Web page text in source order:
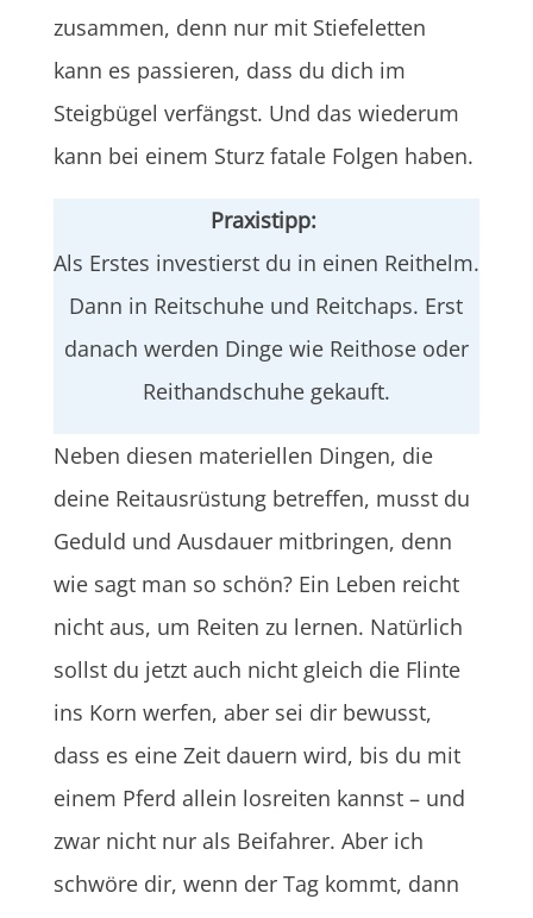
zusammen, denn nur mit Stiefeletten
kann es passieren, dass du dich im
Steigbügel verfängst. Und das wiederum
kann bei einem Sturz fatale Folgen haben.
Praxistipp:
Als Erstes investierst du in einen Reithelm.
Dann in Reitschuhe und Reitchaps. Erst
danach werden Dinge wie Reithose oder
Reithandschuhe gekauft.
Neben diesen materiellen Dingen, die
deine Reitausrüstung betreffen, musst du
Geduld und Ausdauer mitbringen, denn
wie sagt man so schön? Ein Leben reicht
nicht aus, um Reiten zu lernen. Natürlich
sollst du jetzt auch nicht gleich die Flinte
ins Korn werfen, aber sei dir bewusst,
dass es eine Zeit dauern wird, bis du mit
einem Pferd allein losreiten kannst – und
zwar nicht nur als Beifahrer. Aber ich
schwöre dir, wenn der Tag kommt, dann